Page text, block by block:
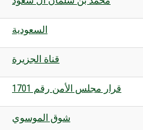
السعودية
قناة الجزيرة
قرار مجلس الأمن رقم 1701
شوق الموسوي